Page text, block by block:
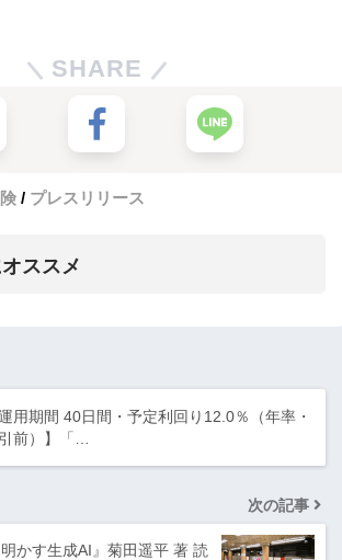
SHARE
プレスリリース
ススメ
運用期間 40日間・予定利回り12.0％（年率・
前）】「…
次の記事
明かす生成AI』菊田遥平 著 読